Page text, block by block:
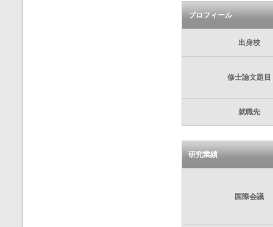
プロフィール
出身校
修士論文題目
就職先
研究業績
国際会議